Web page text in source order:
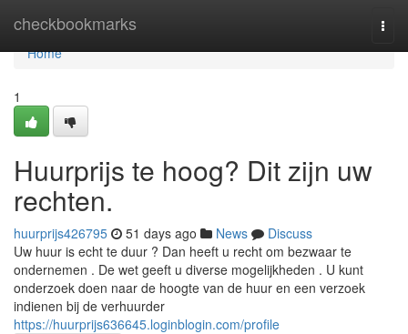
checkbookmarks
Home
Home
1
Huurprijs te hoog? Dit zijn uw
rechten.
huurprijs426795 51 days ago News
Discuss
Uw huur is echt te duur ? Dan heeft u recht om bezwaar te
ondernemen . De wet geeft u diverse mogelijkheden . U kunt
onderzoek doen naar de hoogte van de huur en een verzoek
indienen bij de verhuurder
https://huurprijs636645.loginblogin.com/profile